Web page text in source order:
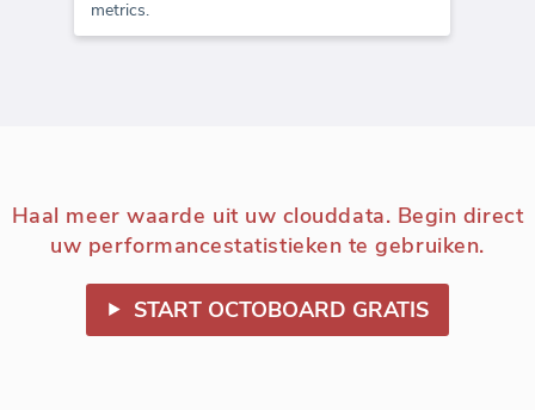
metrics.
Haal meer waarde uit uw clouddata. Begin direct
uw performancestatistieken te gebruiken.
START OCTOBOARD GRATIS